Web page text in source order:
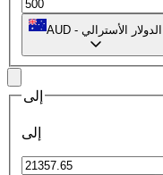
AUD - الدولار الأسترالي
إلى
إلى